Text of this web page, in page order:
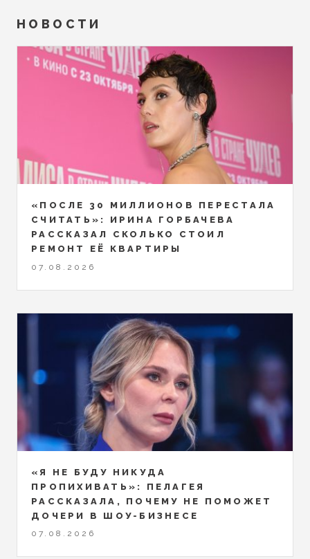
НОВОСТИ
«ПОСЛЕ 30 МИЛЛИОНОВ ПЕРЕСТАЛА
СЧИТАТЬ»: ИРИНА ГОРБАЧЕВА
РАССКАЗАЛ СКОЛЬКО СТОИЛ
РЕМОНТ ЕЁ КВАРТИРЫ
07.08.2026
«Я НЕ БУДУ НИКУДА
ПРОПИХИВАТЬ»: ПЕЛАГЕЯ
РАССКАЗАЛА, ПОЧЕМУ НЕ ПОМОЖЕТ
ДОЧЕРИ В ШОУ-БИЗНЕСЕ
07.08.2026